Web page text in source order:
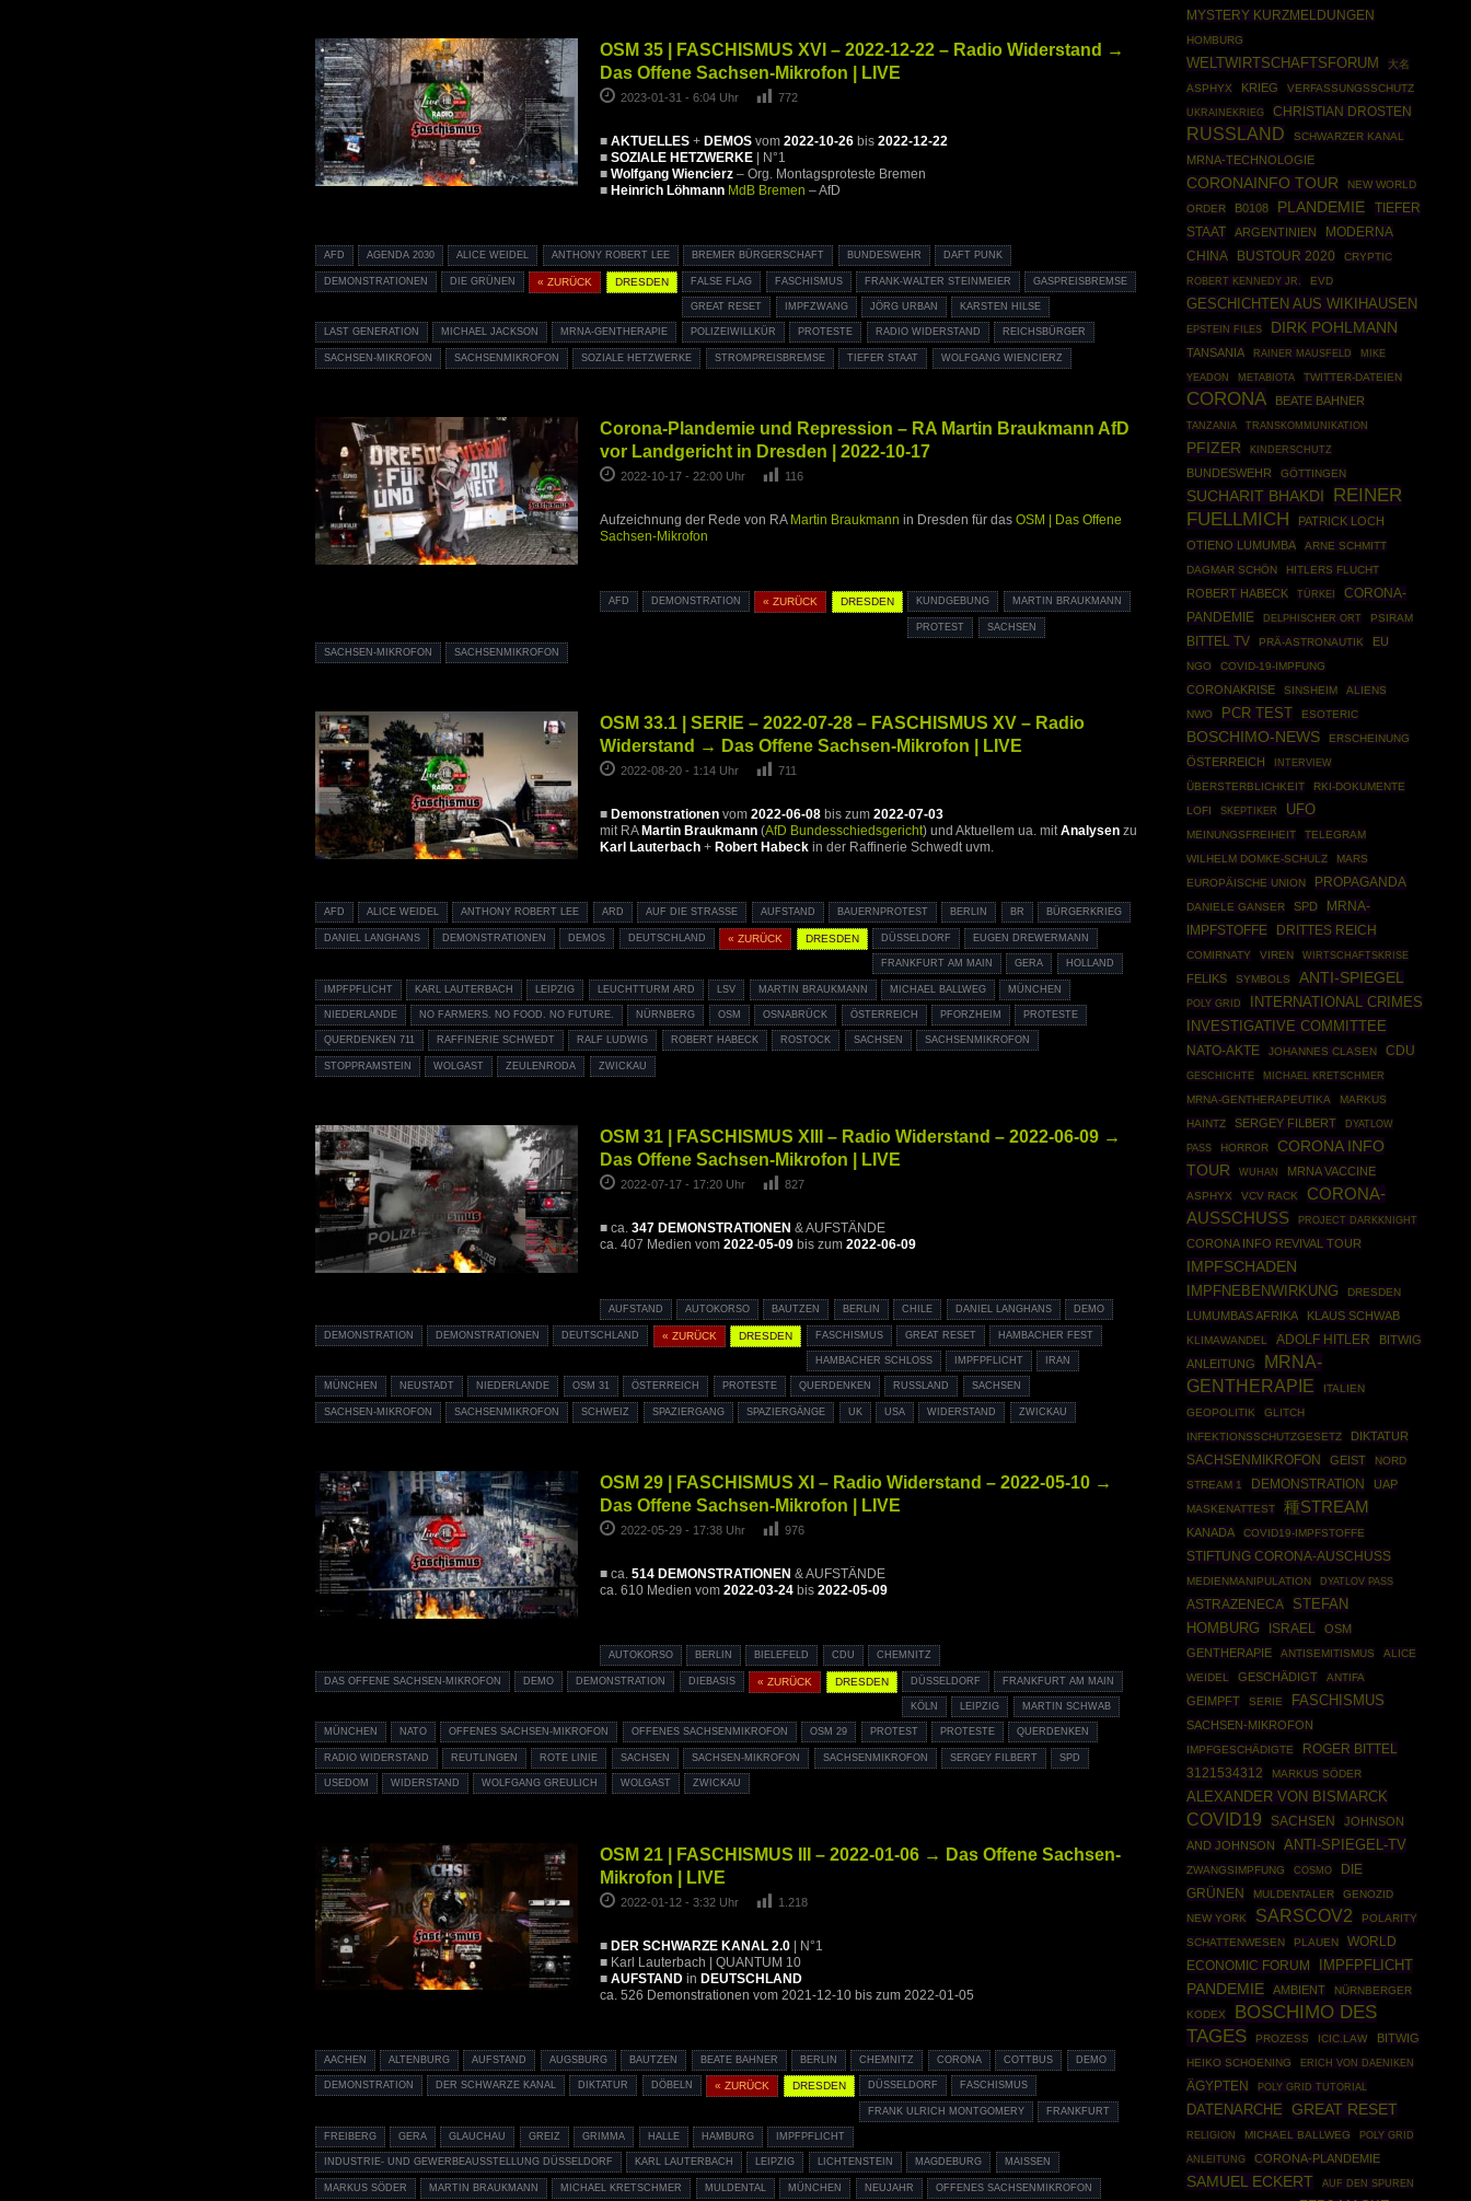
OSM 35 | FASCHISMUS XVI – 2022-12-22 – Radio Widerstand →
Das Offene Sachsen-Mikrofon | LIVE
2023-01-31 - 6:04 Uhr 772
■ AKTUELLES+ DEMOSvom 2022-10-26bis 2022-12-22
■ SOZIALE HETZWERKE| N°1
■ Wolfgang Wiencierz– Org. Montagsproteste Bremen
■ Heinrich Löhmann MdB Bremen – AfD
AFD AGENDA 2030 ALICE WEIDEL ANTHONY ROBERT LEE BREMER BÜRGERSCHAFT BUNDESWEHR DAFT PUNK
DEMONSTRATIONEN DIE GRÜNEN « ZURÜCK DRESDEN FALSE FLAG FASCHISMUS FRANK-WALTER STEINMEIER GASPREISBREMSE
GREAT RESET IMPFZWANG JÖRG URBAN KARSTEN HILSE
LAST GENERATION MICHAEL JACKSON MRNA-GENTHERAPIE POLIZEIWILLKÜR PROTESTE RADIO WIDERSTAND REICHSBÜRGER
SACHSEN-MIKROFON SACHSENMIKROFON SOZIALE HETZWERKE STROMPREISBREMSE TIEFER STAAT WOLFGANG WIENCIERZ
Corona-Plandemie und Repression – RA Martin Braukmann AfD
vor Landgericht in Dresden | 2022-10-17
2022-10-17 - 22:00 Uhr 116
Aufzeichnung der Rede von RA Martin Braukmann in Dresden für das OSM | Das Offene
Sachsen-Mikrofon
AFD DEMONSTRATION « ZURÜCK DRESDEN KUNDGEBUNG MARTIN BRAUKMANN
PROTEST SACHSEN
SACHSEN-MIKROFON SACHSENMIKROFON
OSM 33.1 | SERIE – 2022-07-28 – FASCHISMUS XV – Radio
Widerstand → Das Offene Sachsen-Mikrofon | LIVE
2022-08-20 - 1:14 Uhr 711
■ Demonstrationenvom 2022-06-08bis zum 2022-07-03
mit RA Martin Braukmann(AfD Bundesschiedsgericht) und Aktuellem ua. mitAnalysenzu
Karl Lauterbach+ Robert Habeckin der Raffinerie Schwedt uvm.
AFD ALICE WEIDEL ANTHONY ROBERT LEE ARD AUF DIE STRASSE AUFSTAND BAUERNPROTEST BERLIN BR BÜRGERKRIEG
DANIEL LANGHANS DEMONSTRATIONEN DEMOS DEUTSCHLAND « ZURÜCK DRESDEN DÜSSELDORF EUGEN DREWERMANN
FRANKFURT AM MAIN GERA HOLLAND
IMPFPFLICHT KARL LAUTERBACH LEIPZIG LEUCHTTURM ARD LSV MARTIN BRAUKMANN MICHAEL BALLWEG MÜNCHEN
NIEDERLANDE NO FARMERS. NO FOOD. NO FUTURE. NÜRNBERG OSM OSNABRÜCK ÖSTERREICH PFORZHEIM PROTESTE
QUERDENKEN 711 RAFFINERIE SCHWEDT RALF LUDWIG ROBERT HABECK ROSTOCK SACHSEN SACHSENMIKROFON
STOPPRAMSTEIN WOLGAST ZEULENRODA ZWICKAU
OSM 31 | FASCHISMUS XIII – Radio Widerstand – 2022-06-09 →
Das Offene Sachsen-Mikrofon | LIVE
2022-07-17 - 17:20 Uhr 827
■ ca. 347 DEMONSTRATIONEN & AUFSTÄNDE
ca. 407 Medien vom 2022-05-09bis zum 2022-06-09
AUFSTAND AUTOKORSO BAUTZEN BERLIN CHILE DANIEL LANGHANS DEMO
DEMONSTRATION DEMONSTRATIONEN DEUTSCHLAND « ZURÜCK DRESDEN FASCHISMUS GREAT RESET HAMBACHER FEST
HAMBACHER SCHLOSS IMPFPFLICHT IRAN
MÜNCHEN NEUSTADT NIEDERLANDE OSM 31 ÖSTERREICH PROTESTE QUERDENKEN RUSSLAND SACHSEN
SACHSEN-MIKROFON SACHSENMIKROFON SCHWEIZ SPAZIERGANG SPAZIERGÄNGE UK USA WIDERSTAND ZWICKAU
OSM 29 | FASCHISMUS XI – Radio Widerstand – 2022-05-10 →
Das Offene Sachsen-Mikrofon | LIVE
2022-05-29 - 17:38 Uhr 976
■ ca. 514 DEMONSTRATIONEN & AUFSTÄNDE
ca. 610 Medien vom 2022-03-24bis 2022-05-09
AUTOKORSO BERLIN BIELEFELD CDU CHEMNITZ
DAS OFFENE SACHSEN-MIKROFON DEMO DEMONSTRATION DIEBASIS « ZURÜCK DRESDEN DÜSSELDORF FRANKFURT AM MAIN
KÖLN LEIPZIG MARTIN SCHWAB
MÜNCHEN NATO OFFENES SACHSEN-MIKROFON OFFENES SACHSENMIKROFON OSM 29 PROTEST PROTESTE QUERDENKEN
RADIO WIDERSTAND REUTLINGEN ROTE LINIE SACHSEN SACHSEN-MIKROFON SACHSENMIKROFON SERGEY FILBERT SPD
USEDOM WIDERSTAND WOLFGANG GREULICH WOLGAST ZWICKAU
OSM 21 | FASCHISMUS III – 2022-01-06 → Das Offene Sachsen-
Mikrofon | LIVE
2022-01-12 - 3:32 Uhr 1.218
■ DER SCHWARZE KANAL 2.0| N°1
■ Karl Lauterbach | QUANTUM 10
■ AUFSTANDin DEUTSCHLAND
ca. 526 Demonstrationen vom 2021-12-10 bis zum 2022-01-05
AACHEN ALTENBURG AUFSTAND AUGSBURG BAUTZEN BEATE BAHNER BERLIN CHEMNITZ CORONA COTTBUS DEMO
DEMONSTRATION DER SCHWARZE KANAL DIKTATUR DÖBELN « ZURÜCK DRESDEN DÜSSELDORF FASCHISMUS
FRANK ULRICH MONTGOMERY FRANKFURT
FREIBERG GERA GLAUCHAU GREIZ GRIMMA HALLE HAMBURG IMPFPFLICHT
INDUSTRIE- UND GEWERBEAUSSTELLUNG DÜSSELDORF KARL LAUTERBACH LEIPZIG LICHTENSTEIN MAGDEBURG MAISSEN
MARKUS SÖDER MARTIN BRAUKMANN MICHAEL KRETSCHMER MULDENTAL MÜNCHEN NEUJAHR OFFENES SACHSENMIKROFON
MYSTERY KURZMELDUNGEN
HOMBURG
WELTWIRTSCHAFTSFORUM
大名
ASPHYX
KRIEG
VERFASSUNGSSCHUTZ
UKRAINEKRIEG
CHRISTIAN DROSTEN
RUSSLAND SCHWARZER KANAL
MRNA-TECHNOLOGIE
CORONAINFO TOUR
NEW WORLD
ORDER
B0108 PLANDEMIE
TIEFER
STAAT
ARGENTINIEN
MODERNA
CHINA
BUSTOUR 2020
CRYPTIC
ROBERT KENNEDY JR.
EVD
GESCHICHTEN AUS WIKIHAUSEN
EPSTEIN FILES DIRK POHLMANN
TANSANIA RAINER MAUSFELD MIKE
YEADON METABIOTA TWITTER-DATEIEN
CORONA BEATE BAHNER
TANZANIA TRANSKOMMUNIKATION
PFIZER KINDERSCHUTZ
BUNDESWEHR GÖTTINGEN
SUCHARIT BHAKDI
REINER
FUELLMICH
PATRICK LOCH
OTIENO LUMUMBA
ARNE SCHMITT
DAGMAR SCHÖN
HITLERS FLUCHT
ROBERT HABECK TÜRKEI
CORONA-
PANDEMIE
DELPHISCHER ORT PSIRAM
BITTEL TV PRÄ-ASTRONAUTIK EU
NGO COVID-19-IMPFUNG
CORONAKRISE SINSHEIM
ALIENS
NWO
PCR TEST ESOTERIC
BOSCHIMO-NEWS ERSCHEINUNG
ÖSTERREICH INTERVIEW
ÜBERSTERBLICHKEIT
RKI-DOKUMENTE
LOFI
SKEPTIKER UFO
MEINUNGSFREIHEIT
TELEGRAM
WILHELM DOMKE-SCHULZ
MARS
EUROPÄISCHE UNION
PROPAGANDA
DANIELE GANSER SPD
MRNA-
IMPFSTOFFE
DRITTES REICH
COMIRNATY VIREN WIRTSCHAFTSKRISE
FELIKS SYMBOLS ANTI-SPIEGEL
POLY GRID
INTERNATIONAL CRIMES
INVESTIGATIVE COMMITTEE
NATO-AKTE JOHANNES CLASEN CDU
GESCHICHTE MICHAEL KRETSCHMER
MRNA-GENTHERAPEUTIKA
MARKUS
HAINTZ
SERGEY FILBERT DYATLOW
PASS HORROR
CORONA INFO
TOUR
WUHAN MRNA VACCINE
ASPHYX VCV RACK
CORONA-
AUSSCHUSS
PROJECT DARKKNIGHT
CORONA INFO REVIVAL TOUR
IMPFSCHADEN
IMPFNEBENWIRKUNG DRESDEN
LUMUMBAS AFRIKA KLAUS SCHWAB
KLIMAWANDEL ADOLF HITLER
BITWIG
ANLEITUNG
MRNA-
GENTHERAPIE
ITALIEN
GEOPOLITIK
GLITCH
INFEKTIONSSCHUTZGESETZ
DIKTATUR
SACHSENMIKROFON GEIST
NORD
STREAM 1
DEMONSTRATION UAP
MASKENATTEST 種STREAM
KANADA COVID19-IMPFSTOFFE
STIFTUNG CORONA-AUSCHUSS
MEDIENMANIPULATION DYATLOV PASS
ASTRAZENECA
STEFAN
HOMBURG
ISRAEL
OSM
GENTHERAPIE
ANTISEMITISMUS
ALICE
WEIDEL
GESCHÄDIGT ANTIFA
GEIMPFT SERIE FASCHISMUS
SACHSEN-MIKROFON
IMPFGESCHÄDIGTE
ROGER BITTEL
3121534312
MARKUS SÖDER
ALEXANDER VON BISMARCK
COVID19 SACHSEN
JOHNSON
AND JOHNSON
ANTI-SPIEGEL-TV
ZWANGSIMPFUNG COSMO
DIE
GRÜNEN
MULDENTALER
GENOZID
NEW YORK
SARSCOV2
POLARITY
SCHATTENWESEN
PLAUEN
WORLD
ECONOMIC FORUM
IMPFPFLICHT
PANDEMIE AMBIENT
NÜRNBERGER
KODEX
BOSCHIMO DES
TAGES
PROZESS ICIC.LAW BITWIG
HEIKO SCHOENING ERICH VON DAENIKEN
ÄGYPTEN POLY GRID TUTORIAL
DATENARCHE GREAT RESET
RELIGION MICHAEL BALLWEG
POLY GRID
ANLEITUNG
CORONA-PLANDEMIE
SAMUEL ECKERT AUF DEN SPUREN